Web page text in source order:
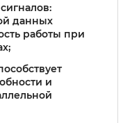
данных
работы при
и